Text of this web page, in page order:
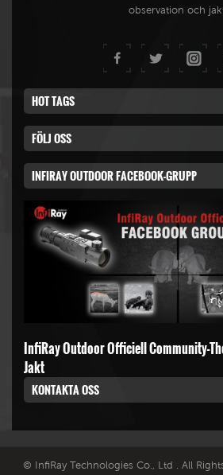
observation och
HOT TAGS
FÖLJ OSS
INFIRAY OUTDOOR FACEBOOK-GRUPP
InfiRay Outdoor Officiell Community-
Jakt
KONTAKTA OSS
© InfiRay Technologies Co., Ltd . All